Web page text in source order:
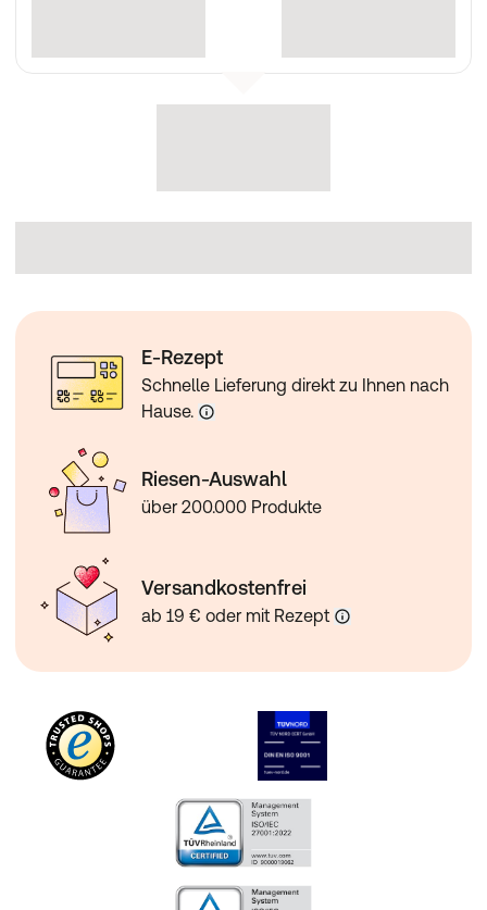
E-Rezept
Schnelle Lieferung direkt zu Ihnen nach
Hause.
Riesen-Auswahl
über 200.000 Produkte
Versandkostenfrei
ab 19 € oder mit Rezept